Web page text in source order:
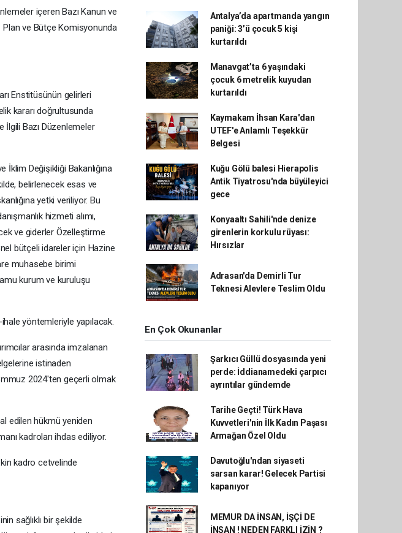
içeren Bazı Kanun ve
Plan ve Bütçe Komisyonunda
Enstitüsünün gelirleri
kararı doğrultusunda
Bazı Düzenlemeler
İklim Değişikliği Bakanlığına
belirlenecek esas ve
yetki veriliyor. Bu
hizmeti alımı,
ve giderler Özelleştirme
bütçeli idareler için Hazine
muhasebe birimi
kurum ve kuruluşu
yöntemleriyle yapılacak.
arasında imzalanan
istinaden
2024'ten geçerli olmak
edilen hükmü yeniden
kadroları ihdas ediliyor.
kadro cetvelinde
sağlıklı bir şekilde
Antalya’da apartmanda yangın
paniği: 3’ü çocuk 5 kişi
kurtarıldı
Manavgat’ta 6 yaşındaki
çocuk 6 metrelik kuyudan
kurtarıldı
Kaymakam İhsan Kara'dan
UTEF'e Anlamlı Teşekkür
Belgesi
Kuğu Gölü balesi Hierapolis
Antik Tiyatrosu'nda büyüleyici
gece
Konyaaltı Sahili'nde denize
girenlerin korkulu rüyası:
Hırsızlar
Adrasan'da Demirli Tur
Teknesi Alevlere Teslim Oldu
En Çok Okunanlar
Şarkıcı Güllü dosyasında yeni
perde: İddianamedeki çarpıcı
ayrıntılar gündemde
Tarihe Geçti! Türk Hava
Kuvvetleri'nin İlk Kadın Paşası
Armağan Özel Oldu
Davutoğlu'ndan siyaseti
sarsan karar! Gelecek Partisi
kapanıyor
MEMUR DA İNSAN, İŞÇİ DE
İNSAN ! NEDEN FARKLI İZİN ?